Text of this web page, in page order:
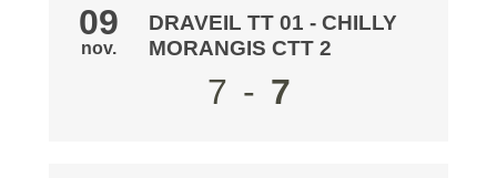
09
nov.
DRAVEIL TT 01 - CHILLY
MORANGIS CTT 2
7 - 7